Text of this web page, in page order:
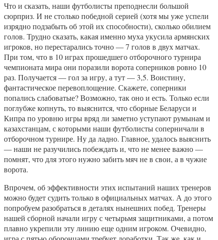
Что и сказать, наши футболисты преподнесли большой
сюрприз. И не столько победной серией (хотя мы уже успели
изрядно подзабыть об этой их способности), сколько обилием
голов. Трудно сказать, какая именно муха укусила армянских
игроков, но перестарались точно — 7 голов в двух матчах.
При том, что в 10 играх прошедшего отборочного турнира
чемпионата мира они поразили ворота соперников ровно 10
раз. Получается — гол за игру, а тут — 3,5. Воистину,
фантастическое перевоплощение. Скажете, соперники
попались слабоватые? Возможно, так оно и есть. Только если
поглубже копнуть, то выяснится, что сборные Беларуси и
Кипра по уровню игры вряд ли заметно уступают румынам и
казахстанцам, с которыми наши футболисты соперничали в
отборочном турнире. Ну да ладно. Главное, удалось выяснить
— наши не разучились побеждать и, что не менее важно —
помнят, что для этого нужно забить мяч не в свои, а в чужие
ворота.
Впрочем, об эффективности этих испытаний наших тренеров
можно будет судить только в официальных матчах. А до этого
попробуем разобраться в деталях нынешних побед. Тренеры
нашей сборной начали игру с четырьмя защитниками, а потом
плавно укрепили эту линию еще одним игроком. Очевидно,